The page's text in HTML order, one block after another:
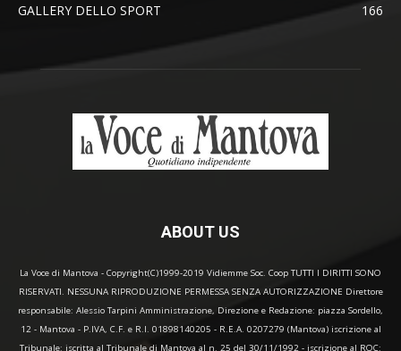
GALLERY DELLO SPORT
166
ABOUT US
La Voce di Mantova - Copyright(C)1999-2019 Vidiemme Soc. Coop TUTTI I DIRITTI SONO
RISERVATI. NESSUNA RIPRODUZIONE PERMESSA SENZA AUTORIZZAZIONE Direttore
responsabile: Alessio Tarpini Amministrazione, Direzione e Redazione: piazza Sordello,
12 - Mantova - P.IVA, C.F. e R.I. 01898140205 - R.E.A. 0207279 (Mantova) iscrizione al
Tribunale: iscritta al Tribunale di Mantova al n. 25 del 30/11/1992 - iscrizione al ROC: